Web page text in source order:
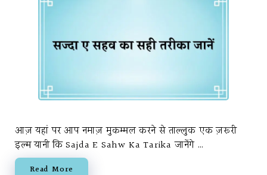
आज़ यहां पर आप नमाज़ मुकम्मल करने से ताल्लुक एक ज़रूरी
इल्म यानी कि Sajda E Sahw Ka Tarika जानेंगे …
Read More